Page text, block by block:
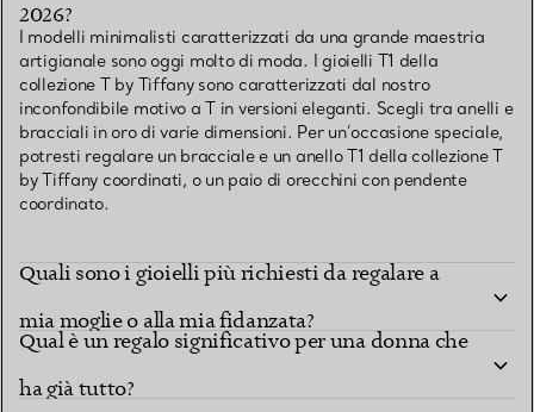
2026?
I modelli minimalisti caratterizzati da una grande maestria
artigianale sono oggi molto di moda. I gioielli T1 della
collezione T by Tiffany sono caratterizzati dal nostro
inconfondibile motivo a T in versioni eleganti. Scegli tra anelli e
bracciali in oro di varie dimensioni. Per un’occasione speciale,
potresti regalare un bracciale e un anello T1 della collezione T
by Tiffany coordinati, o un paio di orecchini con pendente
coordinato.
Quali sono i gioielli più richiesti da regalare a
mia moglie o alla mia fidanzata?
Qual è un regalo significativo per una donna che
ha già tutto?